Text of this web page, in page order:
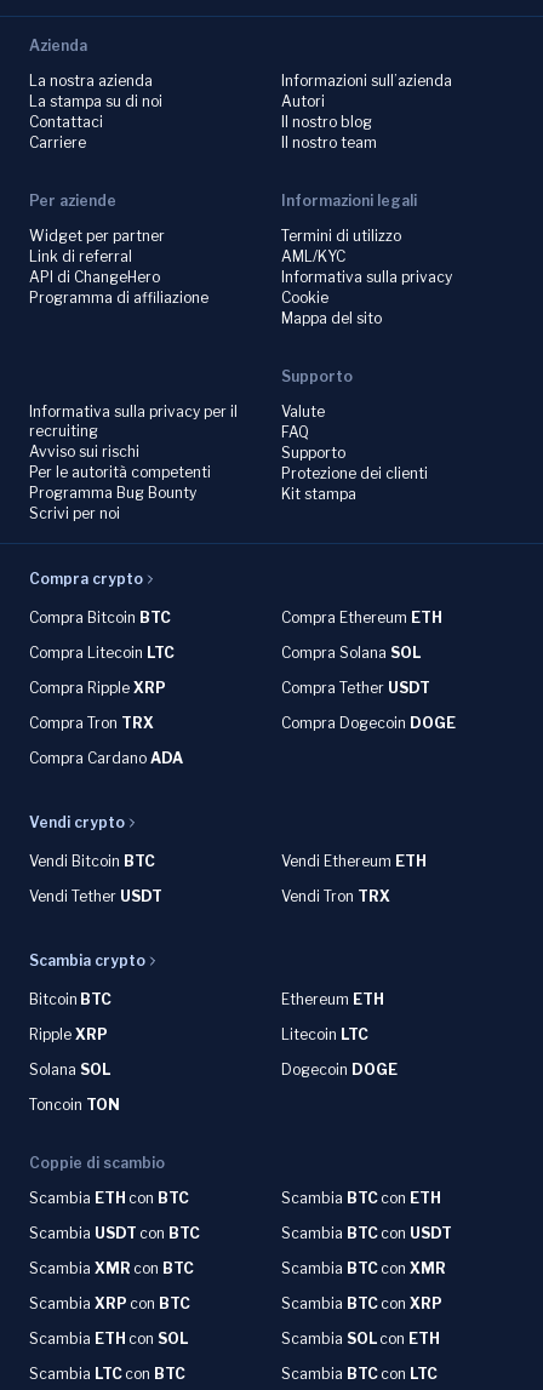
Azienda
La nostra azienda
La stampa su di noi
Contattaci
Carriere
Informazioni sull’azienda
Autori
Il nostro blog
Il nostro team
Per aziende
Widget per partner
Link di referral
API di ChangeHero
Programma di affiliazione
Informazioni legali
Termini di utilizzo
AML/KYC
Informativa sulla privacy
Cookie
Mappa del sito
Informativa sulla privacy per il
recruiting
Avviso sui rischi
Per le autorità competenti
Programma Bug Bounty
Scrivi per noi
Supporto
Valute
FAQ
Supporto
Protezione dei clienti
Kit stampa
Compra crypto
Compra Bitcoin BTC Compra Ethereum ETH
Compra Litecoin LTC Compra Solana SOL
Compra Ripple XRP Compra Tether USDT
Compra Tron TRX Compra Dogecoin DOGE
Compra Cardano ADA
Vendi crypto
Vendi Bitcoin BTC Vendi Ethereum ETH
Vendi Tether USDT Vendi Tron TRX
Scambia crypto
Bitcoin BTC Ethereum ETH
Ripple XRP Litecoin LTC
Solana SOL Dogecoin DOGE
Toncoin TON
Coppie di scambio
Scambia ETH con BTC Scambia BTC con ETH
Scambia USDT con BTC Scambia BTC con USDT
Scambia XMR con BTC Scambia BTC con XMR
Scambia XRP con BTC Scambia BTC con XRP
Scambia ETH con SOL Scambia SOL con ETH
Scambia LTC con BTC Scambia BTC con LTC